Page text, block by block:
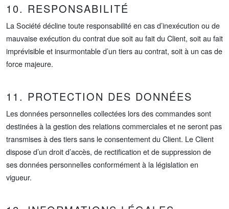
10. RESPONSABILITÉ
La Société décline toute responsabilité en cas d’inexécution ou de
mauvaise exécution du contrat due soit au fait du Client, soit au fait
imprévisible et insurmontable d’un tiers au contrat, soit à un cas de
force majeure.
11. PROTECTION DES DONNÉES
Les données personnelles collectées lors des commandes sont
destinées à la gestion des relations commerciales et ne seront pas
transmises à des tiers sans le consentement du Client. Le Client
dispose d’un droit d’accès, de rectification et de suppression de
ses données personnelles conformément à la législation en
vigueur.